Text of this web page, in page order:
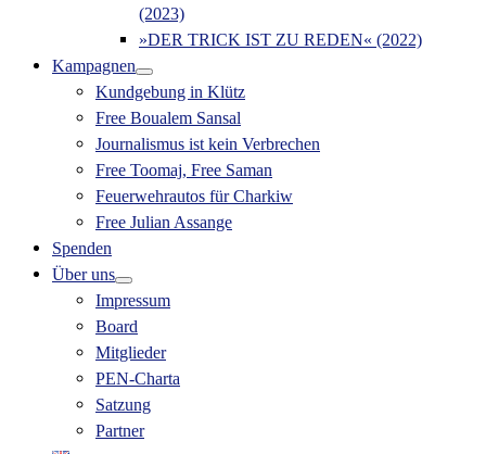
(2023)
»DER TRICK IST ZU REDEN« (2022)
Kampagnen
Kundgebung in Klütz
Free Boualem Sansal
Journalismus ist kein Verbrechen
Free Toomaj, Free Saman
Feuerwehrautos für Charkiw
Free Julian Assange
Spenden
Über uns
Impressum
Board
Mitglieder
PEN-Charta
Satzung
Partner